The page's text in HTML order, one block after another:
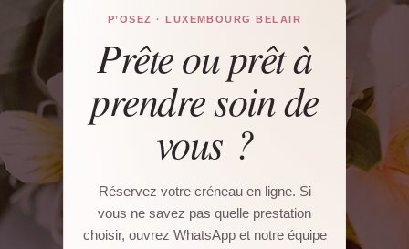
P’OSEZ · LUXEMBOURG BELAIR
Prête ou prêt à
prendre soin de
vous ?
Réservez votre créneau en ligne. Si
vous ne savez pas quelle prestation
choisir, ouvrez WhatsApp et notre équipe